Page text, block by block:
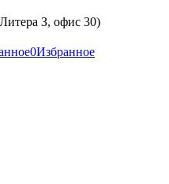
З, офис 30)
0Избранное